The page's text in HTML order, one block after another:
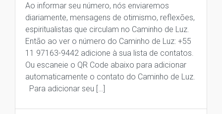
Ao informar seu número, nós enviaremos
diariamente, mensagens de otimismo, reflexões,
espiritualistas que circulam no Caminho de Luz.
Então ao ver o número do Caminho de Luz: +55
11 97163-9442 adicione à sua lista de contatos.
Ou escaneie o QR Code abaixo para adicionar
automaticamente o contato do Caminho de Luz.
Para adicionar seu […]